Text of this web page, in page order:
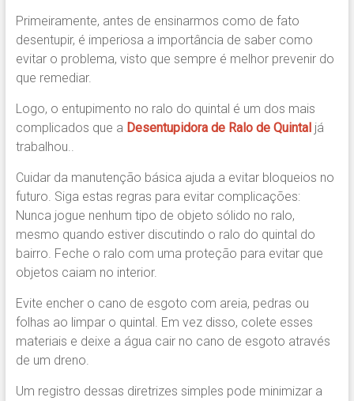
Primeiramente, antes de ensinarmos como de fato
desentupir, é imperiosa a importância de saber como
evitar o problema, visto que sempre é melhor prevenir do
que remediar.
Logo, o entupimento no ralo do quintal é um dos mais
complicados que a Desentupidora de Ralo de Quintaljá
trabalhou..
Cuidar da manutenção básica ajuda a evitar bloqueios no
futuro. Siga estas regras para evitar complicações:
Nunca jogue nenhum tipo de objeto sólido no ralo,
mesmo quando estiver discutindo o ralo do quintal do
bairro. Feche o ralo com uma proteção para evitar que
objetos caiam no interior.
Evite encher o cano de esgoto com areia, pedras ou
folhas ao limpar o quintal. Em vez disso, colete esses
materiais e deixe a água cair no cano de esgoto através
de um dreno.
Um registro dessas diretrizes simples pode minimizar a